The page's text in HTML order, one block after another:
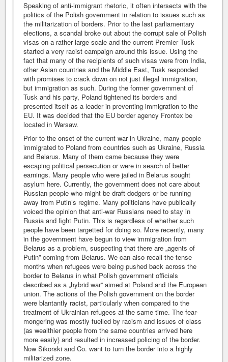
Speaking of anti-immigrant rhetoric, it often intersects with the
politics of the Polish government in relation to issues such as
the militarization of borders. Prior to the last parliamentary
elections, a scandal broke out about the corrupt sale of Polish
visas on a rather large scale and the current Premier Tusk
started a very racist campaign around this issue. Using the
fact that many of the recipients of such visas were from India,
other Asian countries and the Middle East, Tusk responded
with promises to crack down on not just illegal immigration,
but immigration as such. During the former government of
Tusk and his party, Poland tightened its borders and
presented itself as a leader in preventing immigration to the
EU. It was decided that the EU border agency Frontex be
located in Warsaw.
Prior to the onset of the current war in Ukraine, many people
immigrated to Poland from countries such as Ukraine, Russia
and Belarus. Many of them came because they were
escaping political persecution or were in search of better
earnings. Many people who were jailed in Belarus sought
asylum here. Currently, the government does not care about
Russian people who might be draft-dodgers or be running
away from Putin’s regime. Many politicians have publically
voiced the opinion that anti-war Russians need to stay in
Russia and fight Putin. This is regardless of whether such
people have been targetted for doing so. More recently, many
in the government have begun to view immigration from
Belarus as a problem, suspecting that there are „agents of
Putin” coming from Belarus. We can also recall the tense
months when refugees were being pushed back across the
border to Belarus in what Polish government officials
described as a „hybrid war” aimed at Poland and the European
union. The actions of the Polish government on the border
were blantantly racist, particularly when compared to the
treatment of Ukrainian refugees at the same time. The fear-
mongering was mostly fuelled by racism and issues of class
(as wealthier people from the same countries arrived here
more easily) and resulted in increased policing of the border.
Now Sikorski and Co. want to turn the border into a highly
militarized zone.